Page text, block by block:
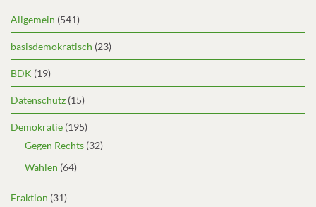
Allgemein (541)
basisdemokratisch (23)
BDK (19)
Datenschutz (15)
Demokratie (195)
Gegen Rechts (32)
Wahlen (64)
Fraktion (31)